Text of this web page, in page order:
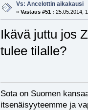
Vs: Ancelottin aikakausi
« Vastaus #51 : 25.05.2014,
Ikävä juttu jos
tulee tilalle?
Sota on Suomen
itsenäisyyteemme ja